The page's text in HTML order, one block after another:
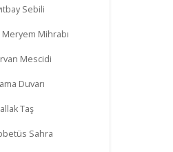
Sebili
Meryem Mihrabı
Mescidi
Duvarı
Taş
Sahra